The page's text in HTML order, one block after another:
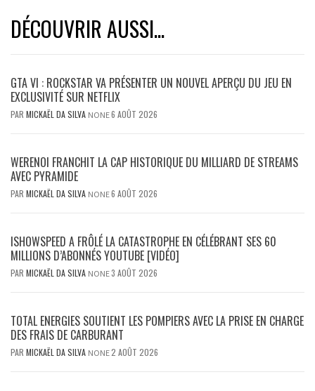
DÉCOUVRIR AUSSI...
GTA VI : ROCKSTAR VA PRÉSENTER UN NOUVEL APERÇU DU JEU EN
EXCLUSIVITÉ SUR NETFLIX
PAR MICKAËL DA SILVA NONE6 AOÛT 2026
WERENOI FRANCHIT LA CAP HISTORIQUE DU MILLIARD DE STREAMS
AVEC PYRAMIDE
PAR MICKAËL DA SILVA NONE6 AOÛT 2026
ISHOWSPEED A FRÔLÉ LA CATASTROPHE EN CÉLÉBRANT SES 60
MILLIONS D’ABONNÉS YOUTUBE [VIDÉO]
PAR MICKAËL DA SILVA NONE3 AOÛT 2026
TOTAL ENERGIES SOUTIENT LES POMPIERS AVEC LA PRISE EN CHARGE
DES FRAIS DE CARBURANT
PAR MICKAËL DA SILVA NONE2 AOÛT 2026